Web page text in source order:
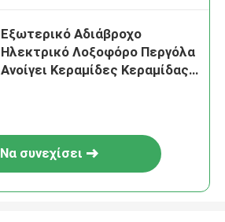
Εξωτερικό Αδιάβροχο
Ηλεκτρικό Λοξοφόρο Περγόλα
Ανοίγει Κεραμίδες Κεραμίδας
Να συνεχίσει